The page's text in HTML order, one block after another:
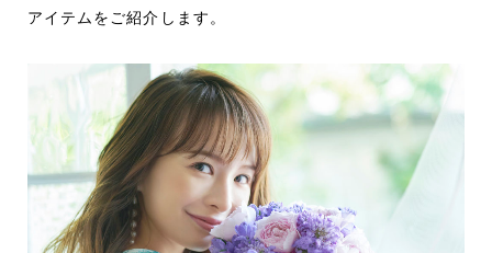
アイテムをご紹介します。